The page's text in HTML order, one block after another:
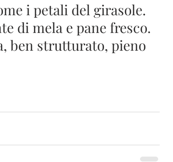
i petali del girasole.
di mela e pane fresco.
ben strutturato, pieno